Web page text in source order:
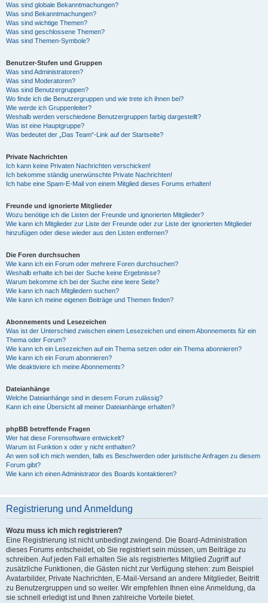
Was sind globale Bekanntmachungen?
Was sind Bekanntmachungen?
Was sind wichtige Themen?
Was sind geschlossene Themen?
Was sind Themen-Symbole?
Benutzer-Stufen und Gruppen
Was sind Administratoren?
Was sind Moderatoren?
Was sind Benutzergruppen?
Wo finde ich die Benutzergruppen und wie trete ich ihnen bei?
Wie werde ich Gruppenleiter?
Weshalb werden verschiedene Benutzergruppen farbig dargestellt?
Was ist eine Hauptgruppe?
Was bedeutet der „Das Team“-Link auf der Startseite?
Private Nachrichten
Ich kann keine Privaten Nachrichten verschicken!
Ich bekomme ständig unerwünschte Private Nachrichten!
Ich habe eine Spam-E-Mail von einem Mitglied dieses Forums erhalten!
Freunde und ignorierte Mitglieder
Wozu benötige ich die Listen der Freunde und ignorierten Mitglieder?
Wie kann ich Mitglieder zur Liste der Freunde oder zur Liste der ignorierten Mitglieder
hinzufügen oder diese wieder aus den Listen entfernen?
Die Foren durchsuchen
Wie kann ich ein Forum oder mehrere Foren durchsuchen?
Weshalb erhalte ich bei der Suche keine Ergebnisse?
Warum bekomme ich bei der Suche eine leere Seite?
Wie kann ich nach Mitgliedern suchen?
Wie kann ich meine eigenen Beiträge und Themen finden?
Abonnements und Lesezeichen
Was ist der Unterschied zwischen einem Lesezeichen und einem Abonnements für ein
Thema oder Forum?
Wie kann ich ein Lesezeichen auf ein Thema setzen oder ein Thema abonnieren?
Wie kann ich ein Forum abonnieren?
Wie deaktiviere ich meine Abonnements?
Dateianhänge
Welche Dateianhänge sind in diesem Forum zulässig?
Kann ich eine Übersicht all meiner Dateianhänge erhalten?
phpBB betreffende Fragen
Wer hat diese Forensoftware entwickelt?
Warum ist Funktion x oder y nicht enthalten?
An wen soll ich mich wenden, falls es Beschwerden oder juristische Anfragen zu diesem
Forum gibt?
Wie kann ich einen Administrator des Boards kontaktieren?
Registrierung und Anmeldung
Wozu muss ich mich registrieren?
Eine Registrierung ist nicht unbedingt zwingend. Die Board-Administration
dieses Forums entscheidet, ob Sie registriert sein müssen, um Beiträge zu
schreiben. Auf jeden Fall erhalten Sie als registriertes Mitglied Zugriff auf
zusätzliche Funktionen, die Gästen nicht zur Verfügung stehen: zum Beispiel
Avatarbilder, Private Nachrichten, E-Mail-Versand an andere Mitglieder, Beitritt
zu Benutzergruppen und so weiter. Wir empfehlen Ihnen eine Anmeldung, da
sie schnell erledigt ist und Ihnen zahlreiche Vorteile bietet.